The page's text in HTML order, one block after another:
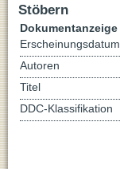
Stöbern
Dokumentanzeige
Erscheinungsdatum
Autoren
Titel
DDC-Klassifikation